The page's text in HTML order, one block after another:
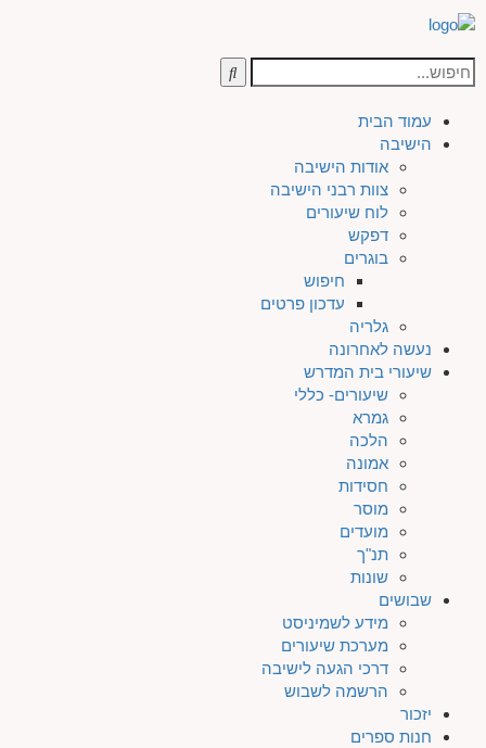
עמוד הבית
הישיבה
אודות הישיבה
צוות רבני הישיבה
לוח שיעורים
דפקש
בוגרים
חיפוש
עדכון פרטים
גלריה
נעשה לאחרונה
שיעורי בית המדרש
שיעורים- כללי
גמרא
הלכה
אמונה
חסידות
מוסר
מועדים
תנ"ך
שונות
שבושים
מידע לשמיניסט
מערכת שיעורים
דרכי הגעה לישיבה
הרשמה לשבוש
יזכור
חנות ספרים